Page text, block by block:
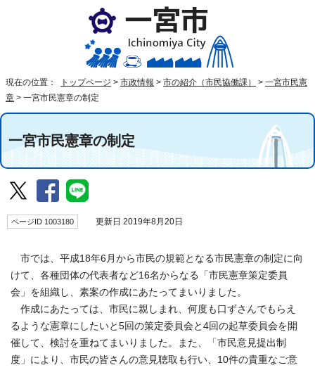
現在の位置： トップページ > 市政情報 > 市の紹介（市民協働課） > 一宮市民憲
章 > 一宮市民憲章の制定
一宮市民憲章の制定
ページID 1003180 更新日 2019年8月20日
市では、平成18年6月から市民の規範となる市民憲章の制定に向
けて、各種団体の代表者など16名からなる「市民憲章策定委員
会」を組織し、素案の作成にあたってまいりました。
作成にあたっては、市民に親しまれ、何度も口ずさんでもらえ
るような憲章にしたいと5回の策定委員会と4回の起草委員会を開
催して、検討を重ねてまいりました。また、「市民意見提出制
度」により、市民の皆さんの意見聴取も行い、10件の貴重なご意